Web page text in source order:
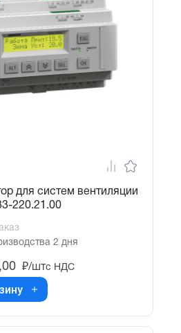
для систем вентиляции
220.21.00
2 дня
₽/штс НДС